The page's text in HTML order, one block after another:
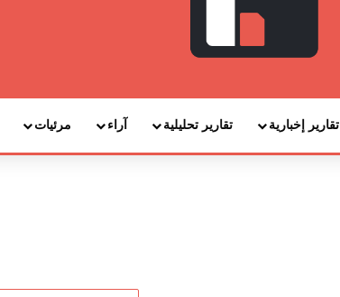
تقارير إخبارية تقارير تحليلية آراء مرئيات